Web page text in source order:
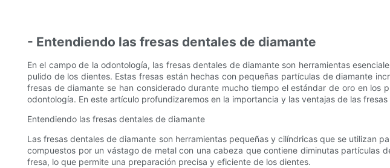
- Entendiendo las fresas dentales de diamante
En el campo de la odontología, las fresas dentales de diamante son herramientas
pulido de los dientes. Estas fresas están hechas con pequeñas partículas de diamante
fresas de diamante se han considerado durante mucho tiempo el estándar de oro en
odontología. En este artículo profundizaremos en la importancia y las ventajas de las
Entendiendo las fresas dentales de diamante
Las fresas dentales de diamante son herramientas pequeñas y cilíndricas que se utilizan
compuestos por un vástago de metal con una cabeza que contiene diminutas
fresa, lo que permite una preparación precisa y eficiente de los dientes.